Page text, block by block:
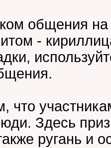
общения на
-
что
Здесь
ругань и